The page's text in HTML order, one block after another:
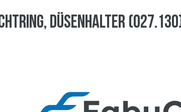
Düsenhalter